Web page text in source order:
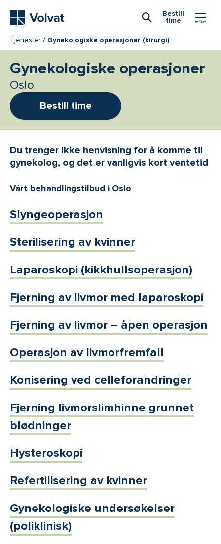
Bestill
time
Tjenester Gynekologiske operasjoner (kirurgi)
Gynekologiske operasjoner
Oslo
Bestill time
Du trenger ikke henvisning for å komme til
gynekolog, og det er vanligvis kort ventetid
Vårt behandlingstilbud i Oslo
Slyngeoperasjon
Sterilisering av kvinner
Laparoskopi (kikkhullsoperasjon)
Fjerning av livmor med laparoskopi
Fjerning av livmor – åpen operasjon
Operasjon av livmorfremfall
Konisering ved celleforandringer
Fjerning livmorslimhinne grunnet
blødninger
Hysteroskopi
Refertilisering av kvinner
Gynekologiske undersøkelser
(poliklinisk)